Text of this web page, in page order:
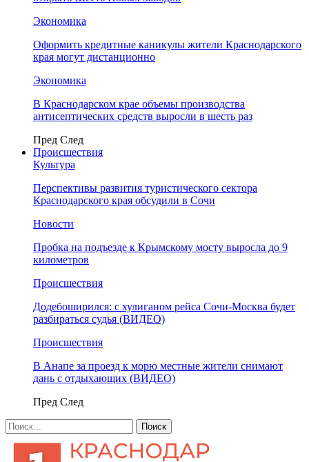
Экономика
Оформить кредитные каникулы жители Краснодарского
края могут дистанционно
Экономика
В Краснодарском крае объемы производства
антисептических средств выросли в шесть раз
Пред След
Происшествия
Культура
Перспективы развития туристического сектора
Краснодарского края обсудили в Сочи
Новости
Пробка на подъезде к Крымскому мосту выросла до 9
километров
Происшествия
Додебоширился: с хулиганом рейса Сочи-Москва будет
разбираться судья (ВИДЕО)
Происшествия
В Анапе за проезд к морю местные жители снимают
дань с отдыхающих (ВИДЕО)
Пред След